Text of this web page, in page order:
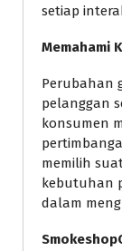
setiap
Memahami
Perubahan
pelanggan
konsumen
memilih
kebutuhan
dalam